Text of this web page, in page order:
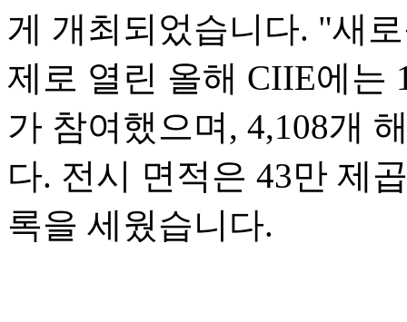
게 개최되었습니다. "새
제로 열린 올해 CIIE에는
가 참여했으며, 4,108개
다. 전시 면적은 43만 제
록을 세웠습니다.